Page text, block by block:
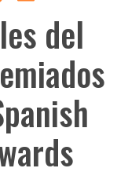
del